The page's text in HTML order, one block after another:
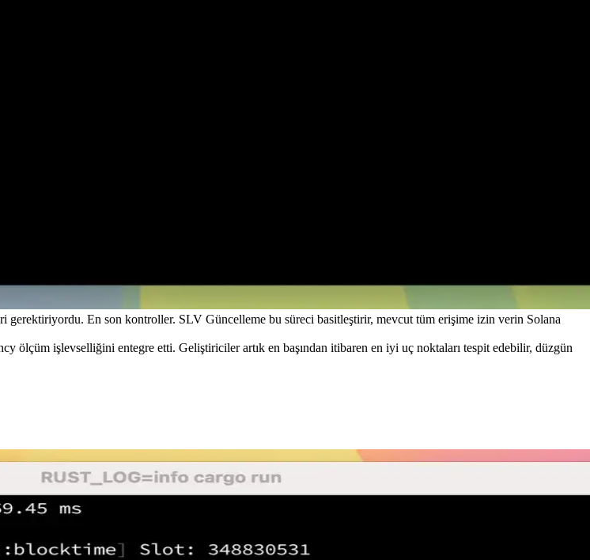
En son kontroller. SLV Güncelleme bu süreci basitleştirir, mevcut tüm erişime izin verin Solana
işlevselliğini entegre etti. Geliştiriciler artık en başından itibaren en iyi uç noktaları tespit edebilir, düzgün